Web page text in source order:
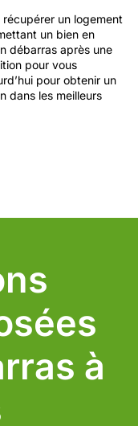
un logement
un bien en
débarras après une
pour vous
pour obtenir un
dans les meilleurs
à